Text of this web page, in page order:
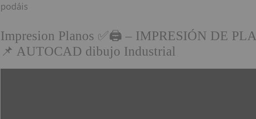
podáis
Impresion Planos ✅🖨 – IMPRESIÓN DE
📌 AUTOCAD dibujo Industrial